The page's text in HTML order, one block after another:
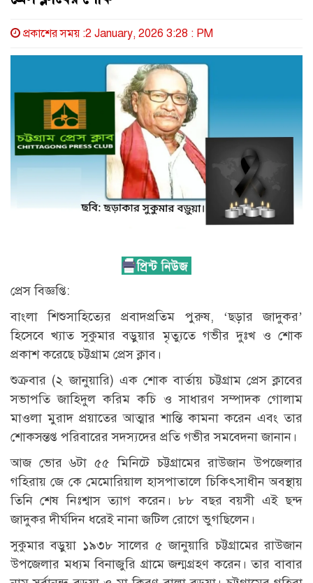
প্রকাশের সময় :2 January, 2026 3:28 : PM
প্রেস বিজ্ঞপ্তি:
বাংলা শিশুসাহিত্যের প্রবাদপ্রতিম পুরুষ, ‘ছড়ার জাদুকর’
হিসেবে খ্যাত সুকুমার বড়ুয়ার মৃত্যুতে গভীর দুঃখ ও শোক
প্রকাশ করেছে চট্টগ্রাম প্রেস ক্লাব।
শুক্রবার (২ জানুয়ারি) এক শোক বার্তায় চট্টগ্রাম প্রেস ক্লাবের
সভাপতি জাহিদুল করিম কচি ও সাধারণ সম্পাদক গোলাম
মাওলা মুরাদ প্রয়াতের আত্মার শান্তি কামনা করেন এবং তার
শোকসন্তপ্ত পরিবারের সদস্যদের প্রতি গভীর সমবেদনা জানান।
আজ ভোর ৬টা ৫৫ মিনিটে চট্টগ্রামের রাউজান উপজেলার
গহিরায় জে কে মেমোরিয়াল হাসপাতালে চিকিৎসাধীন অবস্থায়
তিনি শেষ নিঃশ্বাস ত্যাগ করেন। ৮৮ বছর বয়সী এই ছন্দ
জাদুকর দীর্ঘদিন ধরেই নানা জটিল রোগে ভুগছিলেন।
সুকুমার বড়ুয়া ১৯৩৮ সালের ৫ জানুয়ারি চট্টগ্রামের রাউজান
উপজেলার মধ্যম বিনাজুরি গ্রামে জন্মগ্রহণ করেন। তার বাবার